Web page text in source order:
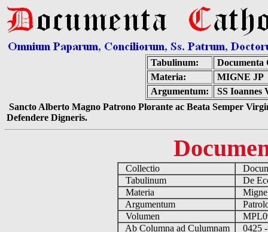
Tabulinum:
Documenta
Materia:
MIGNE JP
Argumentum:
SS Ioannes
Sancto Alberto Magno Patrono Plorante ac Beata Semper
Defendere Digneris.
Collectio
Tabulinum
De
Materia
Argumentum
Volumen
Ab Columna ad Culumnam
0425